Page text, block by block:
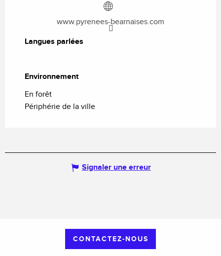
www.pyrenees-bearnaises.com
Langues parlées
Langues parlées
Environnement
Environnement
En forêt
Périphérie de la ville
Signaler une erreur
CONTACTEZ-NOUS